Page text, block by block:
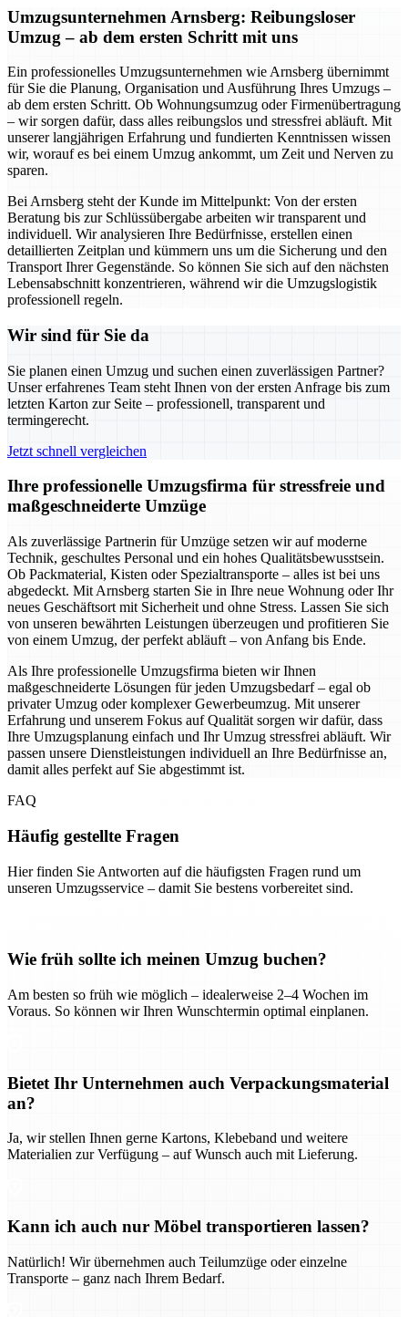
Umzugsunternehmen Arnsberg: Reibungsloser
Umzug – ab dem ersten Schritt mit uns
Ein professionelles Umzugsunternehmen wie Arnsberg übernimmt
für Sie die Planung, Organisation und Ausführung Ihres Umzugs –
ab dem ersten Schritt. Ob Wohnungsumzug oder Firmenübertragung
– wir sorgen dafür, dass alles reibungslos und stressfrei abläuft. Mit
unserer langjährigen Erfahrung und fundierten Kenntnissen wissen
wir, worauf es bei einem Umzug ankommt, um Zeit und Nerven zu
sparen.
Bei Arnsberg steht der Kunde im Mittelpunkt: Von der ersten
Beratung bis zur Schlüssübergabe arbeiten wir transparent und
individuell. Wir analysieren Ihre Bedürfnisse, erstellen einen
detaillierten Zeitplan und kümmern uns um die Sicherung und den
Transport Ihrer Gegenstände. So können Sie sich auf den nächsten
Lebensabschnitt konzentrieren, während wir die Umzugslogistik
professionell regeln.
Wir sind für Sie da
Sie planen einen Umzug und suchen einen zuverlässigen Partner?
Unser erfahrenes Team steht Ihnen von der ersten Anfrage bis zum
letzten Karton zur Seite – professionell, transparent und
termingerecht.
Jetzt schnell vergleichen
Ihre professionelle Umzugsfirma für stressfreie und
maßgeschneiderte Umzüge
Als zuverlässige Partnerin für Umzüge setzen wir auf moderne
Technik, geschultes Personal und ein hohes Qualitätsbewusstsein.
Ob Packmaterial, Kisten oder Spezialtransporte – alles ist bei uns
abgedeckt. Mit Arnsberg starten Sie in Ihre neue Wohnung oder Ihr
neues Geschäftsort mit Sicherheit und ohne Stress. Lassen Sie sich
von unseren bewährten Leistungen überzeugen und profitieren Sie
von einem Umzug, der perfekt abläuft – von Anfang bis Ende.
Als Ihre professionelle Umzugsfirma bieten wir Ihnen
maßgeschneiderte Lösungen für jeden Umzugsbedarf – egal ob
privater Umzug oder komplexer Gewerbeumzug. Mit unserer
Erfahrung und unserem Fokus auf Qualität sorgen wir dafür, dass
Ihre Umzugsplanung einfach und Ihr Umzug stressfrei abläuft. Wir
passen unsere Dienstleistungen individuell an Ihre Bedürfnisse an,
damit alles perfekt auf Sie abgestimmt ist.
FAQ
Häufig gestellte Fragen
Hier finden Sie Antworten auf die häufigsten Fragen rund um
unseren Umzugsservice – damit Sie bestens vorbereitet sind.
Wie früh sollte ich meinen Umzug buchen?
Am besten so früh wie möglich – idealerweise 2–4 Wochen im
Voraus. So können wir Ihren Wunschtermin optimal einplanen.
Bietet Ihr Unternehmen auch Verpackungsmaterial
an?
Ja, wir stellen Ihnen gerne Kartons, Klebeband und weitere
Materialien zur Verfügung – auf Wunsch auch mit Lieferung.
Kann ich auch nur Möbel transportieren lassen?
Natürlich! Wir übernehmen auch Teilumzüge oder einzelne
Transporte – ganz nach Ihrem Bedarf.